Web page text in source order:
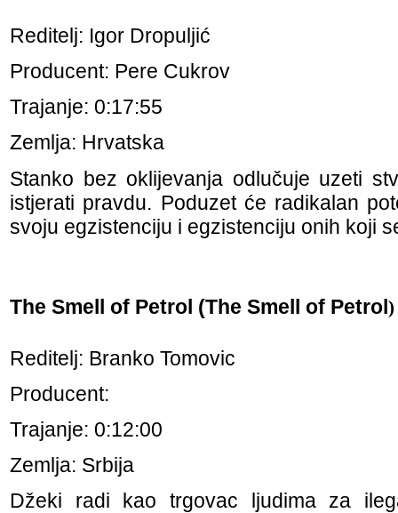
Reditelj: Igor Dropuljić
Producent: Pere Cukrov
Trajanje: 0:17:55
Zemlja: Hrvatska
Stanko bez oklijevanja odlučuje uzeti
istjerati pravdu. Poduzet će radikalan
svoju egzistenciju i egzistenciju onih koji
The Smell of Petrol (The Smell of Petrol)
Reditelj: Branko Tomovic
Producent:
Trajanje: 0:12:00
Zemlja: Srbija
Džeki radi kao trgovac ljudima za